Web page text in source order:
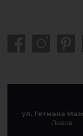
ул. Гетмана
Львов